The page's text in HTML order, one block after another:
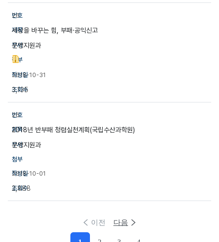
26
세상을 바꾸는 힘, 부패·공익신고
운영지원과
2018-10-31
3,135
25
2018년 반부패 청렴실천계획(국립수산과학원)
운영지원과
2018-10-01
2,888
이전 다음